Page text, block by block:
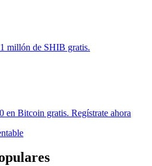
millón de SHIB gratis.
en Bitcoin gratis. Regístrate ahora